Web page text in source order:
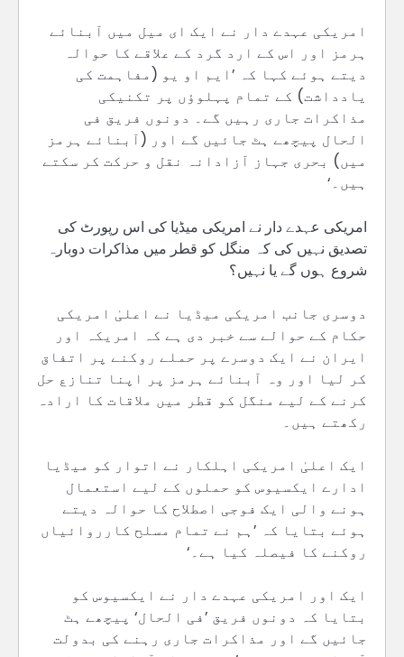
امریکی عہدے دار نے ایک ای میل میں آبنائے
ہرمز اور اس کے ارد گرد کے علاقے کا حوالہ
دیتے ہوئے کہا کہ ’ایم او یو (مفاہمت کی
یادداشت) کے تمام پہلوؤں پر تکنیکی
مذاکرات جاری رہیں گے۔ دونوں فریق فی
الحال پیچھے ہٹ جائیں گے اور (آبنائے ہرمز
میں) بحری جہاز آزادانہ نقل و حرکت کر سکتے
ہیں۔‘
امریکی عہدے دار نے امریکی میڈیا کی اس رپورٹ کی
تصدیق نہیں کی کہ منگل کو قطر میں مذاکرات دوبارہ
شروع ہوں گے یا نہیں؟
دوسری جانب امریکی میڈیا نے اعلیٰ امریکی
حکام کے حوالے سے خبر دی ہے کہ امریکہ اور
ایران نے ایک دوسرے پر حملے روکنے پر اتفاق
کر لیا اور وہ آبنائے ہرمز پر اپنا تنازع حل
کرنے کے لیے منگل کو قطر میں ملاقات کا ارادہ
رکھتے ہیں۔
ایک اعلیٰ امریکی اہلکار نے اتوار کو میڈیا
ادارے ایکسیوس کو حملوں کے لیے استعمال
ہونے والی ایک فوجی اصطلاح کا حوالہ دیتے
ہوئے بتایا کہ ’ہم نے تمام مسلح کارروائیاں
روکنے کا فیصلہ کیا ہے۔‘
ایک اور امریکی عہدے دار نے ایکسیوس کو
بتایا کہ دونوں فریق ’فی الحال‘ پیچھے ہٹ
جائیں گے اور مذاکرات جاری رہنے کی بدولت